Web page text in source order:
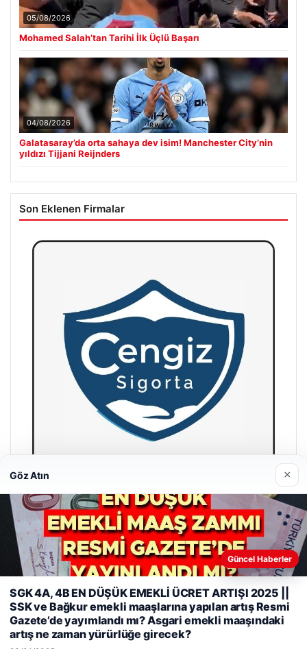
05/08/2026
Mohamed Salah’tan Tarihi İlk Üçlü Başarı
04/08/2026
Galatasaray’da orta sahaya dev isim! Manchester City’nin
yıldızı Tijjani Reijnders
Son Eklenen Firmalar
Hastaş Beton
26/05/2026
© 2026 Gazete Gündem – Güncel Haberler
Web sitemizi nasıl kullandığınızı daha iyi anlayabilmek,
deneyiminizi kişiselleştirmek ve geliştirmek amacıyla çerezler
kullanıyoruz.Çerez Politikamız
Reddet Kabul Et
Göz Atın ×
Güncel Haberler
SGK 4A, 4B EN DÜŞÜK EMEKLİ ÜCRET ARTIŞI 2025 ||
SSK ve Bağkur emekli maaşlarına yapılan artış Resmi
Gazete’de yayımlandı mı? Asgari emekli maaşındaki
artış ne zaman yürürlüğe girecek?